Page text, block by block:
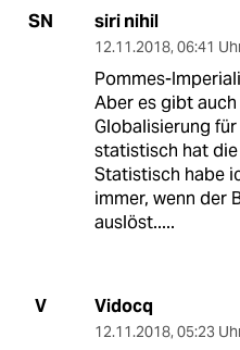
SN siri nihil
12.11.2018, 06:41
Pommes-
Aber es gibt
Globalisierung
statistisch hat
Statistisch habe
immer, wenn der
auslöst.....
V Vidocq
12.11.2018, 05:23